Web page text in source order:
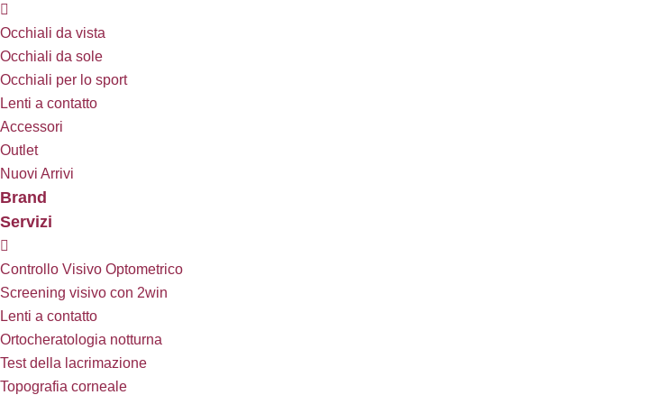
Occhiali da vista
Occhiali da sole
Occhiali per lo sport
Lenti a contatto
Accessori
Outlet
Nuovi Arrivi
Brand
Servizi
Controllo Visivo Optometrico
Screening visivo con 2win
Lenti a contatto
Ortocheratologia notturna
Test della lacrimazione
Topografia corneale